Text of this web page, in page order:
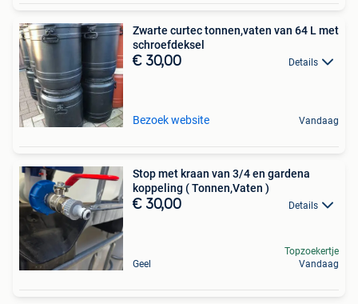
Zwarte curtec tonnen,vaten van 64 L met
schroefdeksel
€ 30,00 Details
Bezoek website Vandaag
Stop met kraan van 3/4 en gardena
koppeling ( Tonnen,Vaten )
€ 30,00 Details
Geel
Topzoekertje
Vandaag